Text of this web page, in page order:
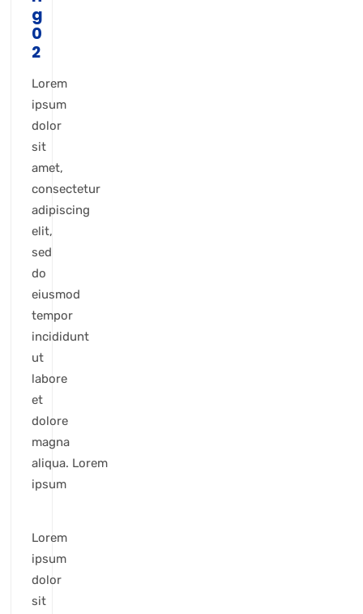
g
0
2
Lorem
ipsum
dolor
sit
amet,
consectetur
adipiscing
elit,
sed
do
eiusmod
tempor
incididunt
ut
labore
et
dolore
magna
aliqua. Lorem
ipsum
Lorem
ipsum
dolor
sit